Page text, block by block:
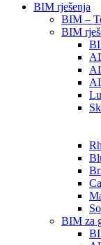
BIM rješenja
BIM –
BIM
BIM za